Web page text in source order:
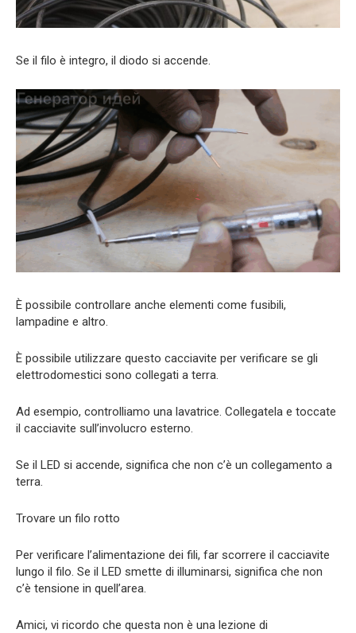
Se il filo è integro, il diodo si accende.
È possibile controllare anche elementi come fusibili,
lampadine e altro.
È possibile utilizzare questo cacciavite per verificare se gli
elettrodomestici sono collegati a terra.
Ad esempio, controlliamo una lavatrice. Collegatela e toccate
il cacciavite sull’involucro esterno.
Se il LED si accende, significa che non c’è un collegamento a
terra.
Trovare un filo rotto
Per verificare l’alimentazione dei fili, far scorrere il cacciavite
lungo il filo. Se il LED smette di illuminarsi, significa che non
c’è tensione in quell’area.
Amici, vi ricordo che questa non è una lezione di